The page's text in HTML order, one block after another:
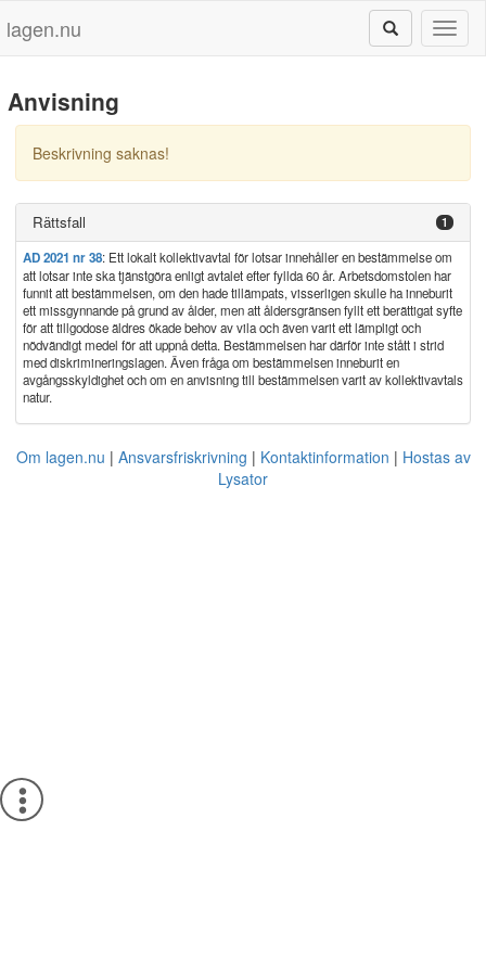
lagen.nu
Anvisning
Beskrivning saknas!
Rättsfall 1
AD 2021 nr 38: Ett lokalt kollektivavtal för lotsar innehåller en bestämmelse om
att lotsar inte ska tjänstgöra enligt avtalet efter fyllda 60 år. Arbetsdomstolen har
funnit att bestämmelsen, om den hade tillämpats, visserligen skulle ha inneburit
ett missgynnande på grund av ålder, men att åldersgränsen fyllt ett berättigat syfte
för att tillgodose äldres ökade behov av vila och även varit ett lämpligt och
nödvändigt medel för att uppnå detta. Bestämmelsen har därför inte stått i strid
med diskrimineringslagen. Även fråga om bestämmelsen inneburit en
avgångsskyldighet och om en anvisning till bestämmelsen varit av kollektivavtals
natur.
Om lagen.nu Ansvarsfriskrivning Kontaktinformation
Hostas av
Lysator